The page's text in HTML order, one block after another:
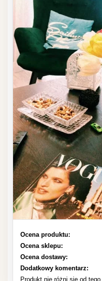
Ocena produktu:
Ocena sklepu:
Ocena dostawy:
Dodatkowy komentarz:
Produkt nie różni się od